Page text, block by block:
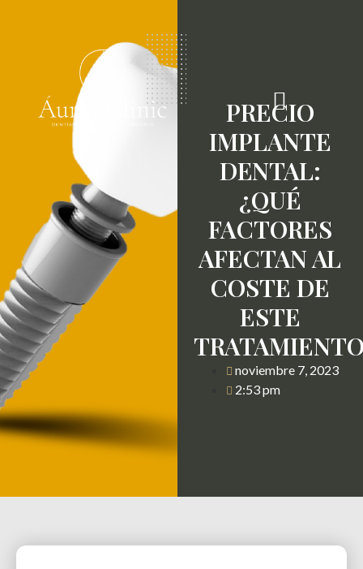
PRECIO
IMPLANTE
DENTAL:
¿QUÉ
FACTORES
AFECTAN AL
COSTE DE
ESTE
noviembre 7, 2023
2:53 pm